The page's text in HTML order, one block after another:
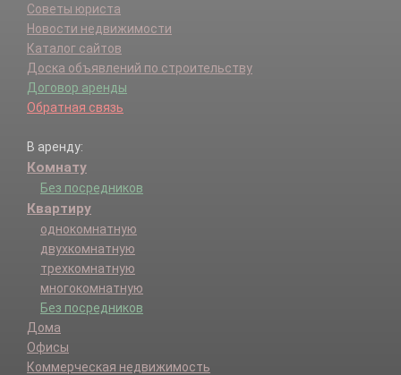
Советы юриста
Новости недвижимости
Каталог сайтов
Доска объявлений по строительству
Договор аренды
Обратная связь
В аренду:
Комнату
Без посредников
Квартиру
однокомнатную
двухкомнатную
трехкомнатную
многокомнатную
Без посредников
Дома
Офисы
Коммерческая недвижимость